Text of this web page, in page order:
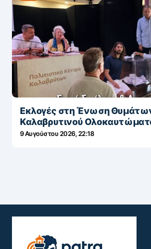
Εκλογές στη Ένωση
Καλαβρυτινού
9 Αυγούστου 2026, 22:18